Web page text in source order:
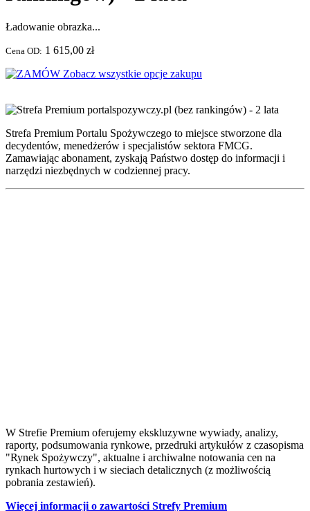
Ładowanie obrazka...
Cena OD: 1 615,00 zł
Zobacz wszystkie opcje zakupu
Strefa Premium Portalu Spożywczego to miejsce stworzone dla
decydentów, menedżerów i specjalistów sektora FMCG.
Zamawiając abonament, zyskają Państwo dostęp do informacji i
narzędzi niezbędnych w codziennej pracy.
W Strefie Premium oferujemy ekskluzywne wywiady, analizy,
raporty, podsumowania rynkowe, przedruki artykułów z czasopisma
"Rynek Spożywczy", aktualne i archiwalne notowania cen na
rynkach hurtowych i w sieciach detalicznych (z możliwością
pobrania zestawień).
Więcej informacji o zawartości Strefy Premium